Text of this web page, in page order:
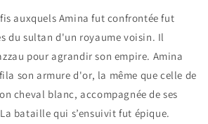
auxquels Amina fut confrontée fut
du sultan d'un royaume voisin. Il
pour agrandir son empire. Amina
son armure d'or, la même que celle de
cheval blanc, accompagnée de ses
bataille qui s’ensuivit fut épique.